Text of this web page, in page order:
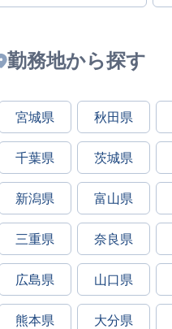
勤務地から探す
宮城県 秋田県
千葉県 茨城県
新潟県 富山県
三重県 奈良県
広島県 山口県
熊本県 大分県